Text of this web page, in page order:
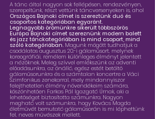
A tánc által nagyon sok fellépésen, rendezvényen,
szerepeltünk, részt vettünk táncversenyeken is, ahol
Országos Bajnoki címet is szereztünk duó és
csoportos kategóriában egyaránt.
Legnagyobb örömünkre sikerült többszörös
Európa Bajnoki címet szereznünk modern balett
és jazz tánckategóriában is mind csoport, mind
szóló kategóriában. Magunk mögött tudhatjuk a
csodálatos augusztus 20.-i gálaműsort, melynek
koreográfiái, remélem különleges élményt jelentett
a nézőknek. Meleg szívvel emlékszünk az adventi
előadásunkra, az önálló, egész estét betöltő
gálaműsorunkra és a számtalan koncertre a Váci
Szimfonikus zenekarral, mely mindannyiszor
felejthetetlen élmény növendékeim számára,
köszönhetően Farkas Pál Igazgató Úrnak, aki a
lehetőséget biztosította számunkra. Nagyon
megható volt számunkra, hogy Kovács Magda
életművét bemutató gálaműsorán is mi léphettünk
fel, neves művészek mellett.